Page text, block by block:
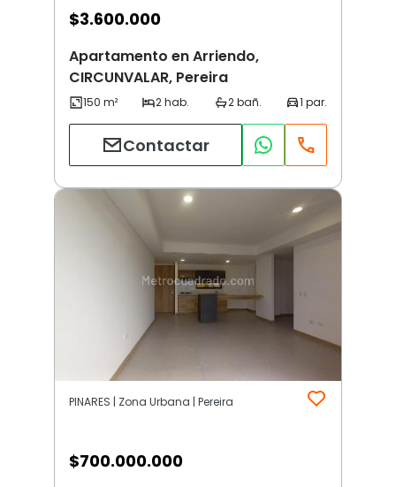
$3.600.000
Apartamento en Arriendo,
CIRCUNVALAR, Pereira
Contactar
PINARES | Zona Urbana | Pereira
$700.000.000